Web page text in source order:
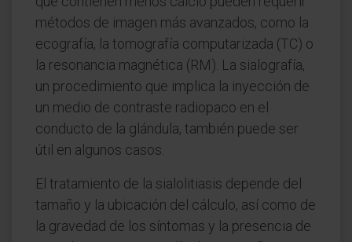
métodos de imagen más avanzados, como la
ecografía, la tomografía computarizada (TC) o
la resonancia magnética (RM). La sialografía,
un procedimiento que implica la inyección de
un medio de contraste radiopaco en el
conducto de la glándula, también puede ser
útil en algunos casos.
El tratamiento de la sialolitiasis depende del
tamaño y la ubicación del cálculo, así como de
la gravedad de los síntomas y la presencia de